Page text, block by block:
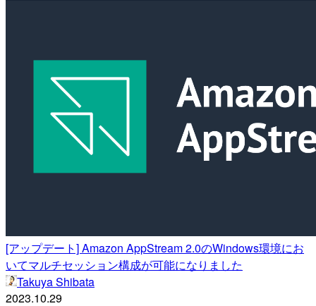
[アップデート] Amazon AppStream 2.0のWindows環境にお
いてマルチセッション構成が可能になりました
Takuya Shibata
2023.10.29